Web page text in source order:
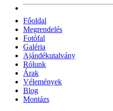
Főoldal
Megrendelés
Fotófal
Galéria
Ajándékutalvány
Rólunk
Árak
Vélemények
Blog
Montázs